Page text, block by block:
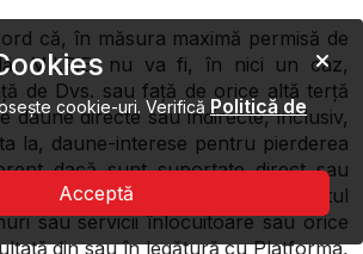
că, în măsura maximă permisă de
M.I.P.E. nu va fi, în nici un caz,
de Dvs. sau față de orice altă terță
daune directe sau indirecte, inclusiv,
la, daune-interese pentru pierderea
dacă sunt suportate direct sau
reputației afacerii Dvs., costul
sau servicii înlocuitoare sau orice
din sau în legătură cu Platforma,
cookie-uri. Verifică Politică de
Acceptă